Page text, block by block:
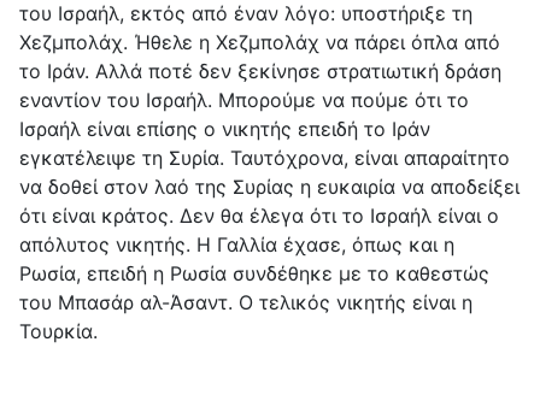
του Ισραήλ, εκτός από έναν λόγο: υποστήριξε τη
Χεζμπολάχ. Ήθελε η Χεζμπολάχ να πάρει όπλα από
το Ιράν. Αλλά ποτέ δεν ξεκίνησε στρατιωτική δράση
εναντίον του Ισραήλ. Μπορούμε να πούμε ότι το
Ισραήλ είναι επίσης ο νικητής επειδή το Ιράν
εγκατέλειψε τη Συρία. Ταυτόχρονα, είναι απαραίτητο
να δοθεί στον λαό της Συρίας η ευκαιρία να αποδείξει
ότι είναι κράτος. Δεν θα έλεγα ότι το Ισραήλ είναι ο
απόλυτος νικητής. Η Γαλλία έχασε, όπως και η
Ρωσία, επειδή η Ρωσία συνδέθηκε με το καθεστώς
του Μπασάρ αλ-Άσαντ. Ο τελικός νικητής είναι η
Τουρκία.